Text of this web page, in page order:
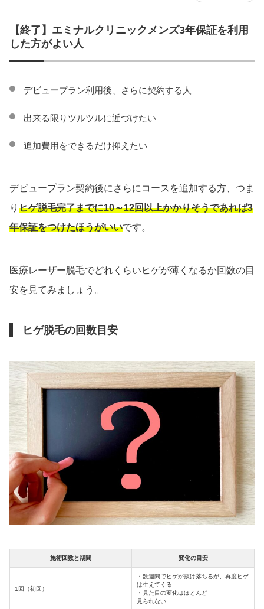
【終了】エミナルクリニックメンズ3年保証を利用
した方がよい人
デビュープラン利用後、さらに契約する人
出来る限りツルツルに近づけたい
追加費用をできるだけ抑えたい
デビュープラン契約後にさらにコースを追加する方、つま
り ヒゲ脱毛完了までに10～12回以上かかりそうであれば3
年保証をつけたほうがいいです。
医療レーザー脱毛でどれくらいヒゲが薄くなるか回数の目
安を見てみましょう。
ヒゲ脱毛の回数目安
施術回数と期間 変化の目安
1回（初回）
・数週間でヒゲが抜け落ちるが、再度ヒゲ
は生えてくる
・見た目の変化はほとんど
見られない